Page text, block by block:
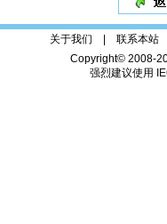
关于我们 | 联系本站
Copyright© 2008-
强烈建议使用